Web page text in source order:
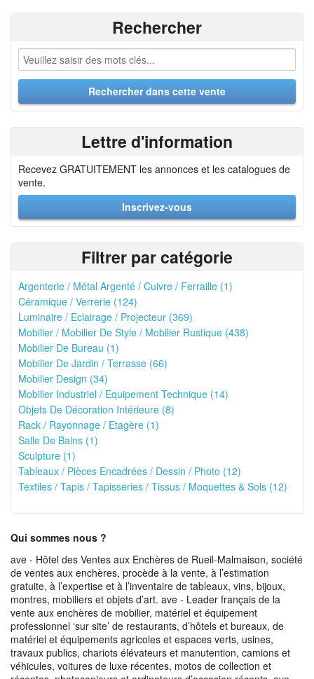
Rechercher
Lettre d'information
Recevez GRATUITEMENT les annonces et les catalogues de
vente.
Inscrivez-vous
Filtrer par catégorie
Argenterie / Métal Argenté / Cuivre / Ferraille (1)
Céramique / Verrerie (124)
Luminaire / Eclairage / Projecteur (369)
Mobilier / Mobilier De Style / Mobilier Rustique (438)
Mobilier De Bureau (1)
Mobilier De Jardin / Terrasse (66)
Mobilier Design (34)
Mobilier Industriel / Equipement Technique (14)
Objets De Décoration Intérieure (8)
Rack / Rayonnage / Etagère (1)
Salle De Bains (1)
Sculpture (1)
Tableaux / Pièces Encadrées / Dessin / Photo (12)
Textiles / Tapis / Tapisseries / Tissus / Moquettes & Sols (12)
Qui sommes nous ?
ave - Hôtel des Ventes aux Enchères de Rueil-Malmaison, société
de ventes aux enchères, procède à la vente, à l’estimation
gratuite, à l’expertise et à l’inventaire de tableaux, vins, bijoux,
montres, mobiliers et objets d’art. ave - Leader français de la
vente aux enchères de mobilier, matériel et équipement
professionnel ‘sur site’ de restaurants, d’hôtels et bureaux, de
matériel et équipements agricoles et espaces verts, usines,
travaux publics, chariots élévateurs et manutention, camions et
véhicules, voitures de luxe récentes, motos de collection et